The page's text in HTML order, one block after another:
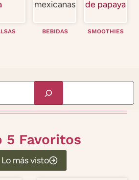
BEBIDAS SMOOTHIES
5 Favoritos
Lo más visto